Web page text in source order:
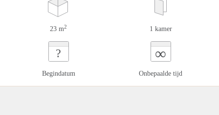
23 m2 1 kamer
?
Begindatum
∞
Onbepaalde tijd